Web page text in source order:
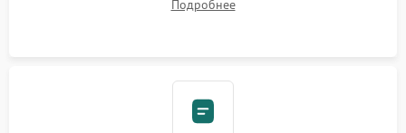
сборка корпуса и установка датчика поплавка.
Подробнее